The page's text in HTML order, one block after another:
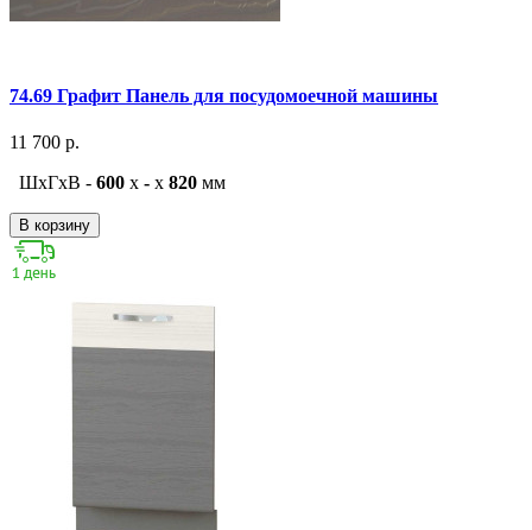
74.69 Графит Панель для посудомоечной машины
11 700 р.
ШxГxВ - 600 x - x 820 мм
В корзину